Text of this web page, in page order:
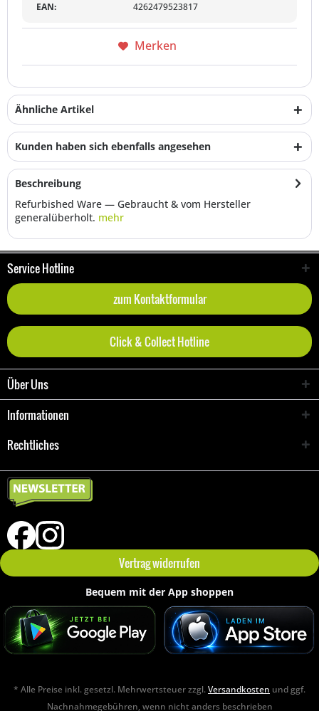
EAN:
4262479523817
Merken
Ähnliche Artikel
Kunden haben sich ebenfalls angesehen
Beschreibung
Refurbished Ware — Gebraucht & vom Hersteller
generalüberholt. mehr
Service Hotline
zum Kontaktformular
Click & Collect Hotline
Über Uns
Informationen
Rechtliches
Vertrag widerrufen
Bequem mit der App shoppen
* Alle Preise inkl. gesetzl. Mehrwertsteuer zzgl.Versandkosten und ggf.
Nachnahmegebühren, wenn nicht anders beschrieben